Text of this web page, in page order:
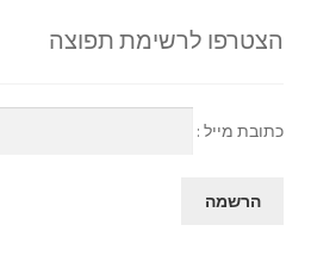
הצטרפו לרשימת תפוצה
כתובת מייל :